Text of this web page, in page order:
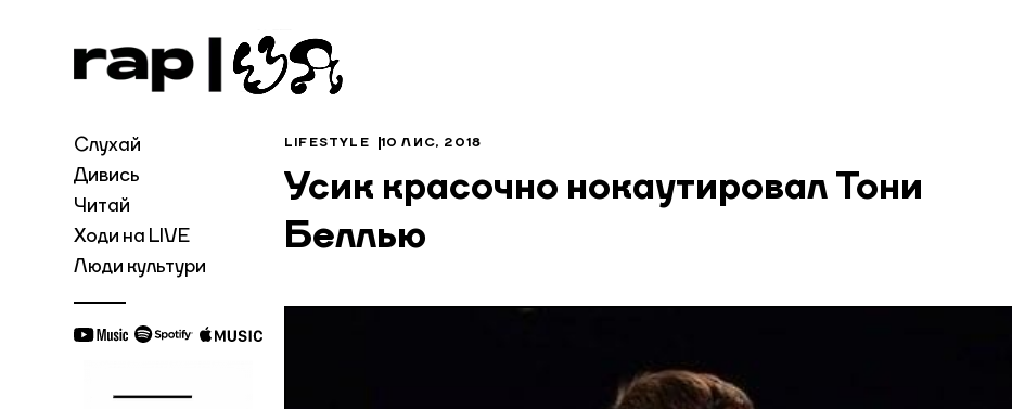
Слухай
Дивись
Читай
Ходи на LIVE
Люди культури
LIFESTYLE 10 ЛИС, 2018
Усик красочно нокаутировал Тони
Беллью